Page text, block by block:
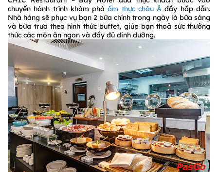
chuyến hành trình khám pháẩm thực châu Á đầy hấp dẫn.
Nhà hàng sẽ phục vụ bạn 2 bữa chính trong ngày là bữa sáng
và bữa trưa theo hình thức buffet, giúp bạn thoả sức thưởng
thức các món ăn ngon và đầy đủ dinh dưỡng.